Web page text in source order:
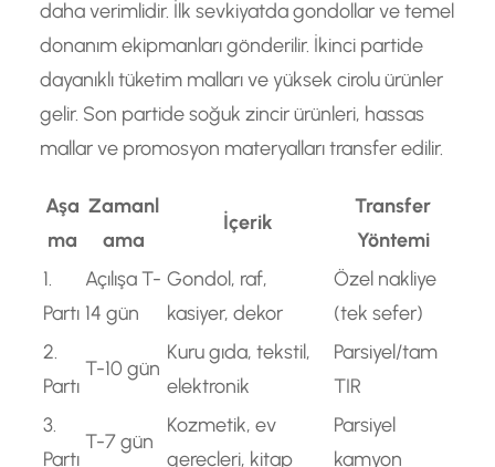
daha verimlidir. İlk sevkiyatda gondollar ve temel
donanım ekipmanları gönderilir. İkinci partide
dayanıklı tüketim malları ve yüksek cirolu ürünler
gelir. Son partide soğuk zincir ürünleri, hassas
mallar ve promosyon materyalları transfer edilir.
Aşa
ma
Zamanl
ama
İçerik
Transfer
Yöntemi
1.
Partı
Açılışa T-
14 gün
Gondol, raf,
kasiyer, dekor
Özel nakliye
(tek sefer)
2.
Partı
T-10 gün
Kuru gıda, tekstil,
elektronik
Parsiyel/tam
TIR
3.
Partı
T-7 gün
Kozmetik, ev
gerecleri, kitap
Parsiyel
kamyon